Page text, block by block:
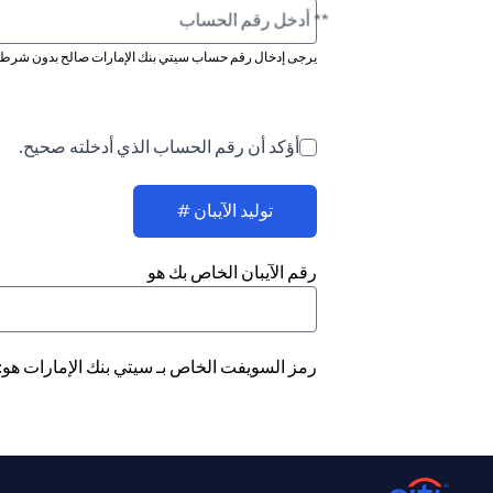
يرجى إدخال رقم حساب سيتي بنك الإمارات صالح بدون
** أدخل رقم الحساب
أؤكد أن رقم الحساب الذي أدخلته صحيح.
توليد الآيبان #
رقم الآيبان الخاص بك هو
رمز السويفت الخاص بـ سيتي بنك الإمارات هو: CITIAEAD